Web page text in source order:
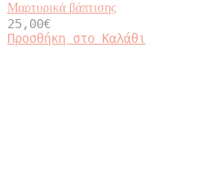
Μαρτυρικά βάπτισης
25,00€
Προσθήκη στο Καλάθι